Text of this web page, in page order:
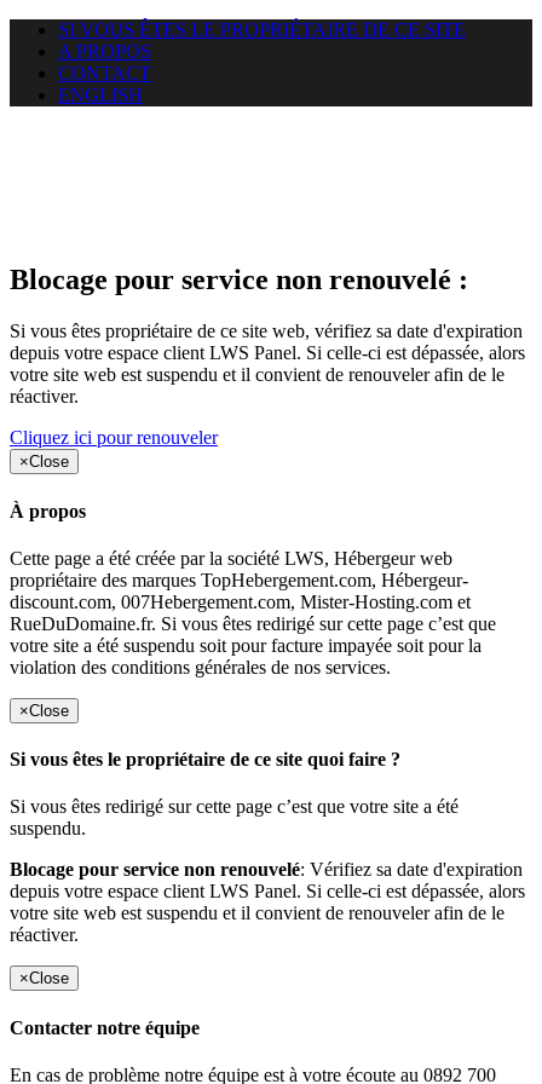
SI VOUS ÊTES LE PROPRIÉTAIRE DE CE SITE
A PROPOS
CONTACT
ENGLISH
Blocage pour service non renouvelé :
Si vous êtes propriétaire de ce site web, vérifiez sa date d'expiration
depuis votre espace client LWS Panel. Si celle-ci est dépassée, alors
votre site web est suspendu et il convient de renouveler afin de le
réactiver.
Cliquez ici pour renouveler
×Close
À propos
Cette page a été créée par la société LWS, Hébergeur web
propriétaire des marques TopHebergement.com, Hébergeur-
discount.com, 007Hebergement.com, Mister-Hosting.com et
RueDuDomaine.fr. Si vous êtes redirigé sur cette page c’est que
votre site a été suspendu soit pour facture impayée soit pour la
violation des conditions générales de nos services.
×Close
Si vous êtes le propriétaire de ce site quoi faire ?
Si vous êtes redirigé sur cette page c’est que votre site a été
suspendu.
Blocage pour service non renouvelé: Vérifiez sa date d'expiration
depuis votre espace client LWS Panel. Si celle-ci est dépassée, alors
votre site web est suspendu et il convient de renouveler afin de le
réactiver.
×Close
Contacter notre équipe
En cas de problème notre équipe est à votre écoute au 0892 700